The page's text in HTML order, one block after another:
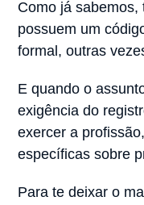
Como já
possuem um
formal, outras
E quando o
exigência do
exercer a
específicas sobre
Para te deixar o